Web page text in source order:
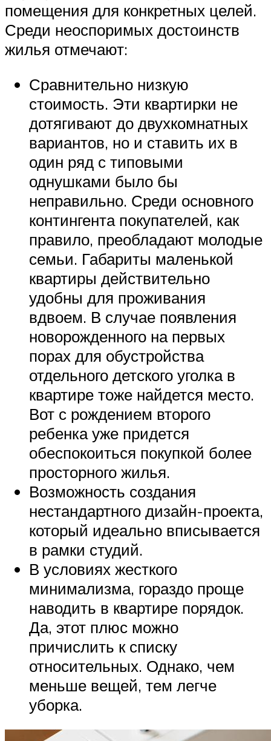
помещения для конкретных целей.
Среди неоспоримых достоинств
жилья отмечают:
Сравнительно низкую
стоимость. Эти квартирки не
дотягивают до двухкомнатных
вариантов, но и ставить их в
один ряд с типовыми
однушками было бы
неправильно. Среди основного
контингента покупателей, как
правило, преобладают молодые
семьи. Габариты маленькой
квартиры действительно
удобны для проживания
вдвоем. В случае появления
новорожденного на первых
порах для обустройства
отдельного детского уголка в
квартире тоже найдется место.
Вот с рождением второго
ребенка уже придется
обеспокоиться покупкой более
просторного жилья.
Возможность создания
нестандартного дизайн-проекта,
который идеально вписывается
в рамки студий.
В условиях жесткого
минимализма, гораздо проще
наводить в квартире порядок.
Да, этот плюс можно
причислить к списку
относительных. Однако, чем
меньше вещей, тем легче
уборка.